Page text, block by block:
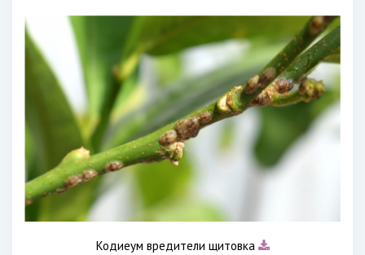
Кодиеум вредители щитовка